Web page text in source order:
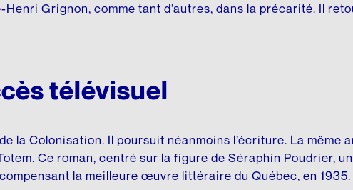
Grignon, comme tant d’autres, dans la précarité. Il
télévisuel
la Colonisation. Il poursuit néanmoins l’écriture. La même
Ce roman, centré sur la figure de Séraphin Poudrier,
la meilleure œuvre littéraire du Québec, en 1935.